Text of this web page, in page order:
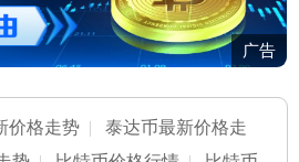
广告
价格走势 |泰达币最新价格走